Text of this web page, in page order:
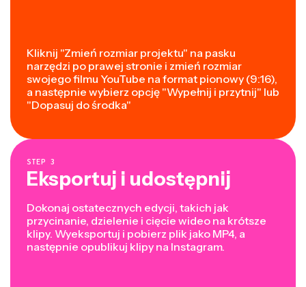
Kliknij "Zmień rozmiar projektu" na pasku
narzędzi po prawej stronie i zmień rozmiar
swojego filmu YouTube na format pionowy (9:16),
a następnie wybierz opcję "Wypełnij i przytnij" lub
"Dopasuj do środka"
STEP 3
Eksportuj i udostępnij
Dokonaj ostatecznych edycji, takich jak
przycinanie, dzielenie i cięcie wideo na krótsze
klipy. Wyeksportuj i pobierz plik jako MP4, a
następnie opublikuj klipy na Instagram.